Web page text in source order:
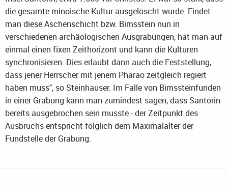
die gesamte minoische Kultur ausgelöscht wurde. Findet
man diese Aschenschicht bzw. Bimsstein nun in
verschiedenen archäologischen Ausgrabungen, hat man auf
einmal einen fixen Zeithorizont und kann die Kulturen
synchronisieren. Dies erlaubt dann auch die Feststellung,
dass jener Herrscher mit jenem Pharao zeitgleich regiert
haben muss", so Steinhauser. Im Falle von Bimssteinfunden
in einer Grabung kann man zumindest sagen, dass Santorin
bereits ausgebrochen sein musste - der Zeitpunkt des
Ausbruchs entspricht folglich dem Maximalalter der
Fundstelle der Grabung.